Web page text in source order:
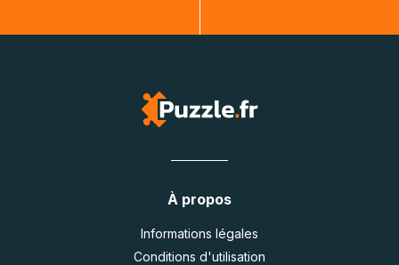
À propos
Informations légales
Conditions d'utilisation